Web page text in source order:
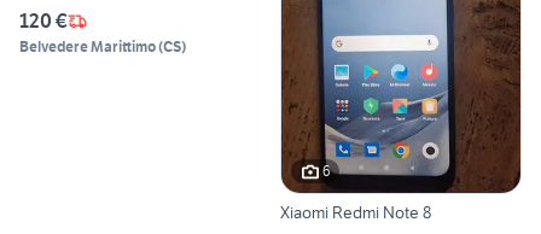
120 €
Belvedere Marittimo(CS)
6
Xiaomi Redmi Note 8